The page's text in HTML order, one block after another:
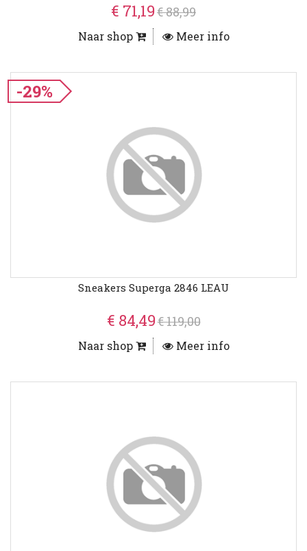
€ 71,19€ 88,99
Naar shop Meer info
-29%
Sneakers Superga 2846 LEAU
€ 84,49€ 119,00
Naar shop Meer info